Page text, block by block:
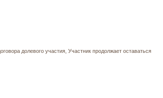
долевого участия, Участник продолжает оставаться